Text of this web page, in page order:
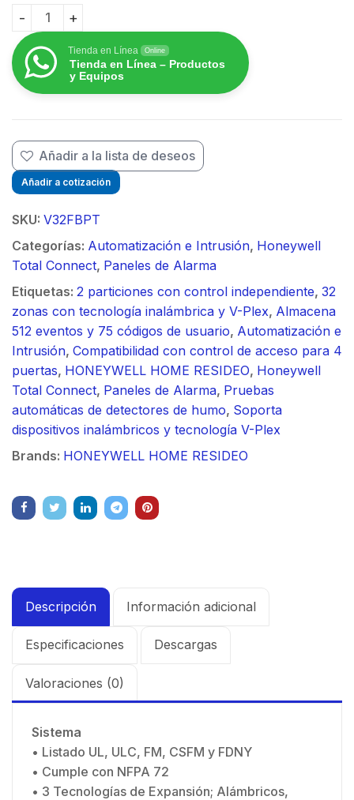
Panel Hibrido de Incendio e Intrusión, Hasta 32
Tienda en Línea Online
Tienda en Línea – Productos
y Equipos
Añadir a la lista de deseos
Añadir a cotización
SKU: V32FBPT
Categorías: Automatización e Intrusión, Honeywell
Total Connect, Paneles de Alarma
Etiquetas: 2 particiones con control independiente, 32
zonas con tecnología inalámbrica y V-Plex, Almacena
512 eventos y 75 códigos de usuario, Automatización e
Intrusión, Compatibilidad con control de acceso para 4
puertas, HONEYWELL HOME RESIDEO, Honeywell
Total Connect, Paneles de Alarma, Pruebas
automáticas de detectores de humo, Soporta
dispositivos inalámbricos y tecnología V-Plex
Brands: HONEYWELL HOME RESIDEO
Descripción Información adicional
Especificaciones Descargas
Valoraciones (0)
Sistema
• Listado UL, ULC, FM, CSFM y FDNY
• Cumple con NFPA 72
• 3 Tecnologías de Expansión; Alámbricos,